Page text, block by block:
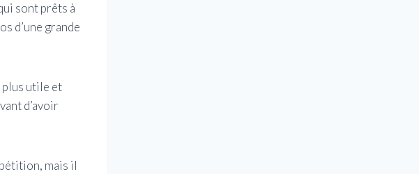
sont prêts à
d’une grande
plus utile et
d’avoir
mais il